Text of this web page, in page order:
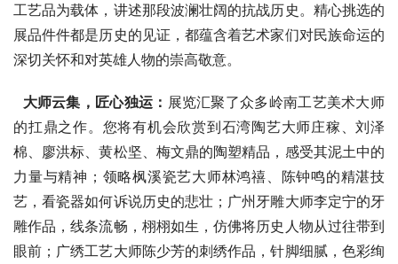
工艺品为载体，讲述那段波澜壮阔的抗战历史。精心挑选的
展品件件都是历史的见证，都蕴含着艺术家们对民族命运的
深切关怀和对英雄人物的崇高敬意。
大师云集，匠心独运： 展览汇聚了众多岭南工艺美术大师
的扛鼎之作。您将有机会欣赏到石湾陶艺大师庄稼、刘泽
棉、廖洪标、黄松坚、梅文鼎的陶塑精品，感受其泥土中的
力量与精神；领略枫溪瓷艺大师林鸿禧、陈钟鸣的精湛技
艺，看瓷器如何诉说历史的悲壮；广州牙雕大师李定宁的牙
雕作品，线条流畅，栩栩如生，仿佛将历史人物从过往带到
眼前；广绣工艺大师陈少芳的刺绣作品，针脚细腻，色彩绚